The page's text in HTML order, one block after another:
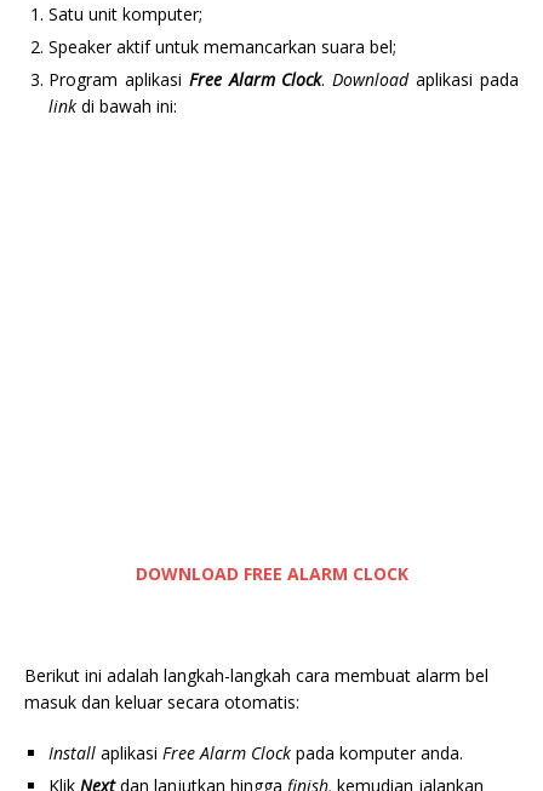
Satu unit komputer;
Speaker aktif untuk memancarkan suara bel;
Program aplikasi Free Alarm Clock.Downloadaplikasi pada
link di bawah ini:
DOWNLOAD FREE ALARM CLOCK
Berikut ini adalah langkah-langkah cara membuat alarm bel
masuk dan keluar secara otomatis:
Install aplikasi Free Alarm Clock pada komputer anda.
Klik Nextdan lanjutkan hingga finish, kemudian jalankan